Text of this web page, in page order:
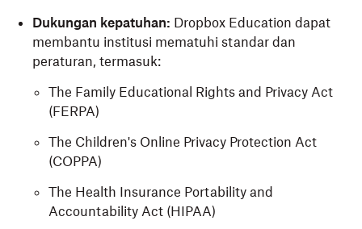
Dukungan kepatuhan: Dropbox Education dapat
membantu institusi mematuhi standar dan
peraturan, termasuk:
The Family Educational Rights and Privacy Act
(FERPA)
The Children's Online Privacy Protection Act
(COPPA)
The Health Insurance Portability and
Accountability Act (HIPAA)